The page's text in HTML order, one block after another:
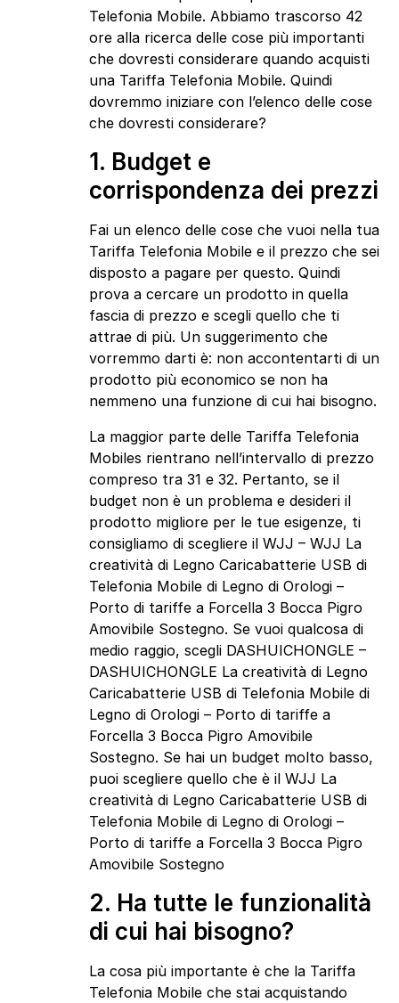
Telefonia Mobile. Abbiamo trascorso 42
ore alla ricerca delle cose più importanti
che dovresti considerare quando acquisti
una Tariffa Telefonia Mobile. Quindi
dovremmo iniziare con l’elenco delle cose
che dovresti considerare?
1. Budget e
corrispondenza dei prezzi
Fai un elenco delle cose che vuoi nella tua
Tariffa Telefonia Mobile e il prezzo che sei
disposto a pagare per questo. Quindi
prova a cercare un prodotto in quella
fascia di prezzo e scegli quello che ti
attrae di più. Un suggerimento che
vorremmo darti è: non accontentarti di un
prodotto più economico se non ha
nemmeno una funzione di cui hai bisogno.
La maggior parte delle Tariffa Telefonia
Mobiles rientrano nell’intervallo di prezzo
compreso tra 31 e 32. Pertanto, se il
budget non è un problema e desideri il
prodotto migliore per le tue esigenze, ti
consigliamo di scegliere il WJJ – WJJ La
creatività di Legno Caricabatterie USB di
Telefonia Mobile di Legno di Orologi –
Porto di tariffe a Forcella 3 Bocca Pigro
Amovibile Sostegno. Se vuoi qualcosa di
medio raggio, scegli DASHUICHONGLE –
DASHUICHONGLE La creatività di Legno
Caricabatterie USB di Telefonia Mobile di
Legno di Orologi – Porto di tariffe a
Forcella 3 Bocca Pigro Amovibile
Sostegno. Se hai un budget molto basso,
puoi scegliere quello che è il WJJ La
creatività di Legno Caricabatterie USB di
Telefonia Mobile di Legno di Orologi –
Porto di tariffe a Forcella 3 Bocca Pigro
Amovibile Sostegno
2. Ha tutte le funzionalità
di cui hai bisogno?
La cosa più importante è che la Tariffa
Telefonia Mobile che stai acquistando